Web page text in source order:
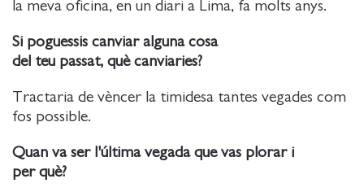
la meva oficina, en un diari a Lima, fa molts anys.
Si poguessis canviar alguna cosa
del teu passat, què canviaries?
Tractaria de vèncer la timidesa tantes vegades com
fos possible.
Quan va ser l'última vegada que vas plorar i
per què?